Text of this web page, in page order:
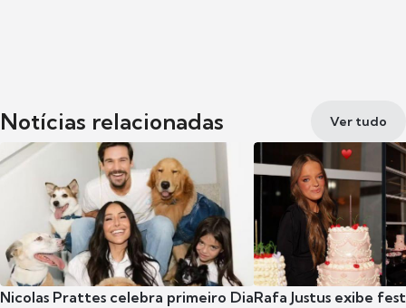
Notícias relacionadas Ver tudo
Nicolas Prattes celebra primeiro DiaRafa Justus exibe